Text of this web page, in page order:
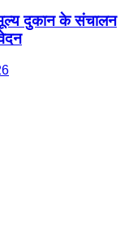
दुकान के संचालन